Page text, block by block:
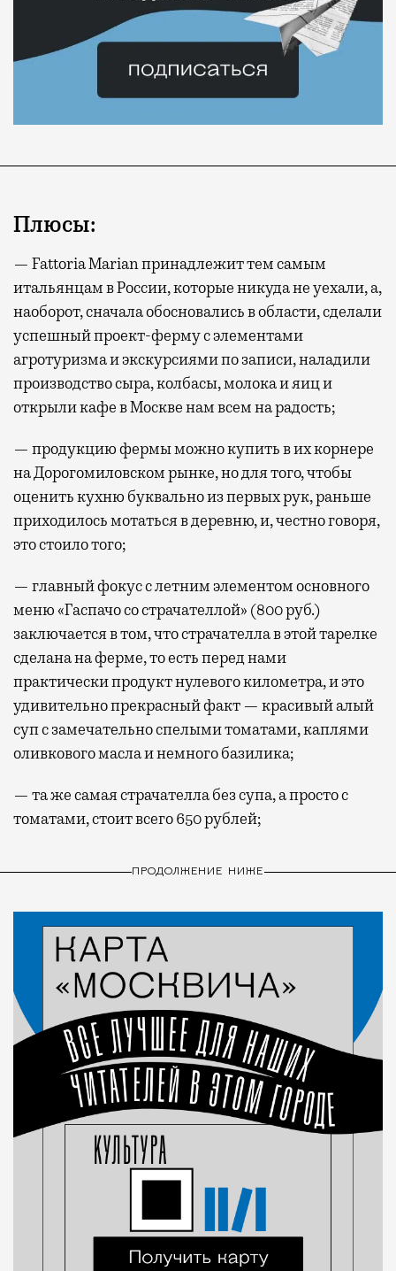
Плюсы:
— Fattoria Marian принадлежит тем самым
итальянцам в России, которые никуда не уехали, а,
наоборот, сначала обосновались в области, сделали
успешный проект-ферму с элементами
агротуризма и экскурсиями по записи, наладили
производство сыра, колбасы, молока и яиц и
открыли кафе в Москве нам всем на радость;
— продукцию фермы можно купить в их корнере
на Дорогомиловском рынке, но для того, чтобы
оценить кухню буквально из первых рук, раньше
приходилось мотаться в деревню, и, честно говоря,
это стоило того;
— главный фокус с летним элементом основного
меню «Гаспачо со страчателлой» (800 руб.)
заключается в том, что страчателла в этой тарелке
сделана на ферме, то есть перед нами
практически продукт нулевого километра, и это
удивительно прекрасный факт — красивый алый
суп с замечательно спелыми томатами, каплями
оливкового масла и немного базилика;
— та же самая страчателла без супа, а просто с
томатами, стоит всего 650 рублей;
ПРОДОЛЖЕНИЕ НИЖЕ